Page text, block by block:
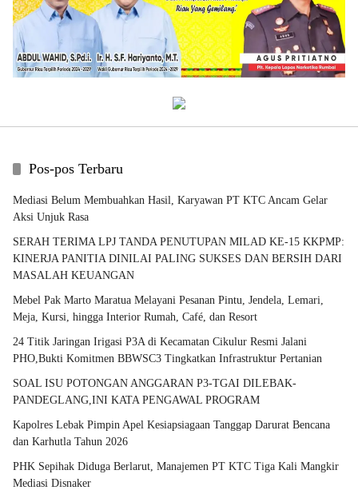
Pos-pos Terbaru
Mediasi Belum Membuahkan Hasil, Karyawan PT KTC Ancam Gelar
Aksi Unjuk Rasa
SERAH TERIMA LPJ TANDA PENUTUPAN MILAD KE-15 KKPMP:
KINERJA PANITIA DINILAI PALING SUKSES DAN BERSIH DARI
MASALAH KEUANGAN
Mebel Pak Marto Maratua Melayani Pesanan Pintu, Jendela, Lemari,
Meja, Kursi, hingga Interior Rumah, Café, dan Resort
24 Titik Jaringan Irigasi P3A di Kecamatan Cikulur Resmi Jalani
PHO,Bukti Komitmen BBWSC3 Tingkatkan Infrastruktur Pertanian
SOAL ISU POTONGAN ANGGARAN P3-TGAI DILEBAK-
PANDEGLANG,INI KATA PENGAWAL PROGRAM
Kapolres Lebak Pimpin Apel Kesiapsiagaan Tanggap Darurat Bencana
dan Karhutla Tahun 2026
PHK Sepihak Diduga Berlarut, Manajemen PT KTC Tiga Kali Mangkir
Mediasi Disnaker